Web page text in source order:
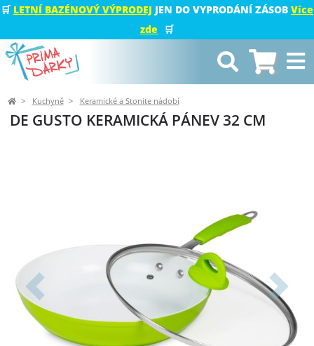
🛒 LETNÍ BAZÉNOVÝ VÝPRODEJ JEN DO VYPRODÁNÍ ZÁSOB Více
zde
🛒
Kuchyně Keramické a Stonite nádobí
DE GUSTO KERAMICKÁ PÁNEV 32 CM
Předchozí Další